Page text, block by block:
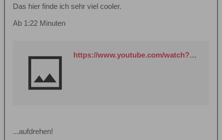
Das hier finde ich sehr viel cooler.
Ab 1:22 Minuten
https://www.youtube.com/watch?v=OnoNITE-CLc
...aufdrehen!